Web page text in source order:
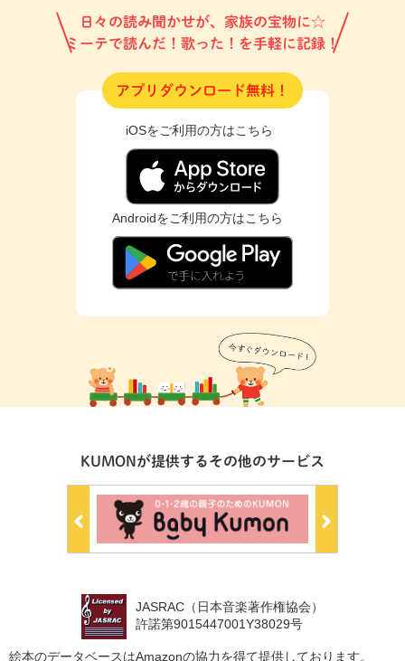
日々の読み聞かせが、家族の宝物に☆
ミーテで読んだ！歌った！を手軽に記録！
アプリダウンロード無料！
iOSをご利用の方はこちら
Androidをご利用の方はこちら
KUMONが提供するその他のサービス
JASRAC（日本音楽著作権協会）
許諾第9015447001Y38029号
絵本のデータベースはAmazonの協力を得て提供しております。